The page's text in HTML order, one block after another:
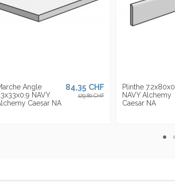
Angle
NAVY
Caesar NA
84,35 CHF
129,80 CHF
Plinthe
NAVY Alchemy
Caesar NA